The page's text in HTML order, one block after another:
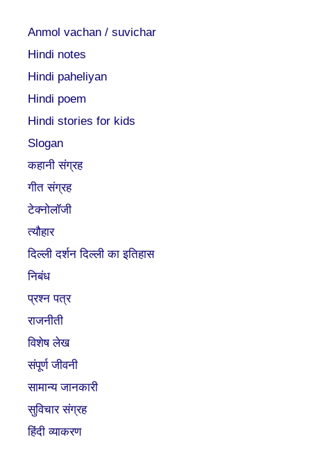
Anmol vachan / suvichar
Hindi notes
Hindi paheliyan
Hindi poem
Hindi stories for kids
Slogan
कहानी संग्रह
गीत संग्रह
टेक्नोलॉजी
त्यौहार
दिल्ली दर्शन दिल्ली का इतिहास
निबंध
प्रश्न पत्र
राजनीती
विशेष लेख
संपूर्ण जीवनी
सामान्य जानकारी
सुविचार संग्रह
हिंदी व्याकरण